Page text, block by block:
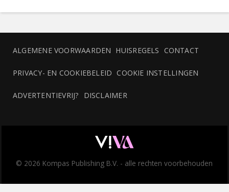
ALGEMENE VOORWAARDEN HUISREGELS CONTACT
PRIVACY- EN COOKIEBELEID COOKIE INSTELLINGEN
ADVERTENTIEVRIJ? DISCLAIMER
© 2026 Kompas Publishing B.V. - alle rechten voorbehouden